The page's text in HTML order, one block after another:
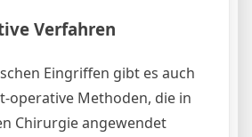
Verfahren
Eingriffen gibt es auch
operative Methoden, die in
Chirurgie angewendet